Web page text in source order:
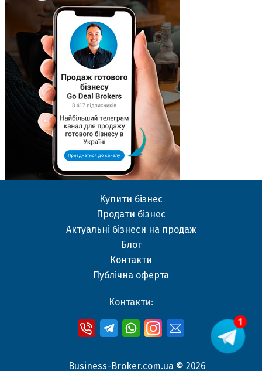
Купити бізнес
Продати бізнес
Актуальні бізнеси на продаж
Блог
Контакти
Публічна оферта
Контакти:
Business-Broker.com.ua © 2026